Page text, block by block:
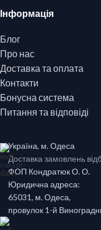
Інформація
Блог
Про нас
Доставка та оплата
Контакти
Бонусна система
Питання та відповіді
Україна, м. Одеса
Доставка замовлень
ФОП Кондратюк О. О.
Юридична адреса:
65031, м. Одеса,
провулок 1-й